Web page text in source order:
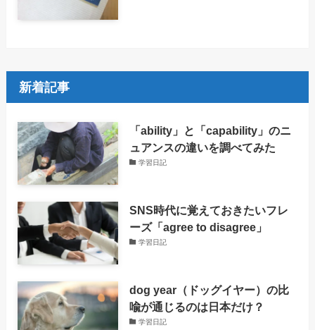
新着記事
「ability」と「capability」のニ
ュアンスの違いを調べてみた
学習日記
SNS時代に覚えておきたいフレ
ーズ「agree to disagree」
学習日記
dog year（ドッグイヤー）の比
喩が通じるのは日本だけ？
学習日記